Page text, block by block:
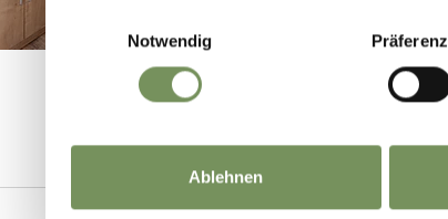
Notwendig
Ablehnen